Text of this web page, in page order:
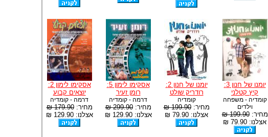
יומנו של חנון 3:
קיץ קטלני
קומדיה - משפחה
וילדים
מחיר:199.90 ₪
אצלנו: 79.90 ₪
יומנו של חנון 2:
רודריק שולט
קומדיה
מחיר:199.90 ₪
אצלנו: 79.90 ₪
אסקימו לימון 5:
רומן זעיר
דרמה - קומדיה
מחיר:299.90 ₪
אצלנו: 129.90 ₪
אסקימו לימון 2:
יוצאים קבוע
דרמה - קומדיה
מחיר:179.90 ₪
אצלנו: 129.90 ₪